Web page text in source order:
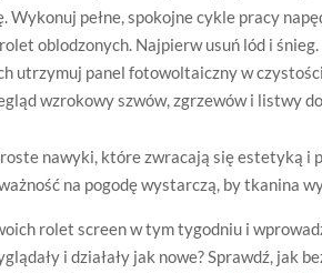
Wykonuj pełne, spokojne cykle pracy
oblodzonych. Najpierw usuń lód i śnieg.
utrzymuj panel fotowoltaiczny w
wzrokowy szwów, zgrzewów i listwy
nawyki, które zwracają się estetyką i
na pogodę wystarczą, by tkanina
rolet screen w tym tygodniu i
i działały jak nowe? Sprawdź, jak